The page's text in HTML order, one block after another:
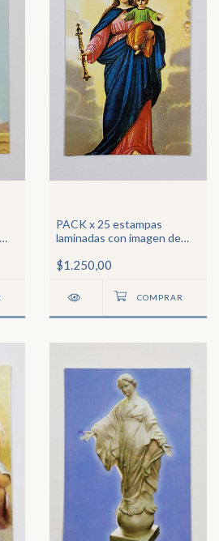
PACK x 25 estampas
laminadas con imagen de
$1.250,00